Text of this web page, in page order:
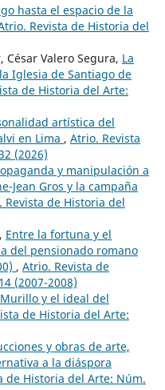
hasta el espacio de la
Revista de Historia del
César Valero Segura, La
Iglesia de Santiago de
de Historia del Arte:
artística del
en Lima , Atrio. Revista
(2026)
y manipulación a
Jean Gros y la campaña
Revista de Historia del
Entre la fortuna y el
del pensionado romano
, Atrio. Revista de
(2007-2008)
Murillo y el ideal del
de Historia del Arte:
y obras de arte,
a la diáspora
de Historia del Arte: Núm.